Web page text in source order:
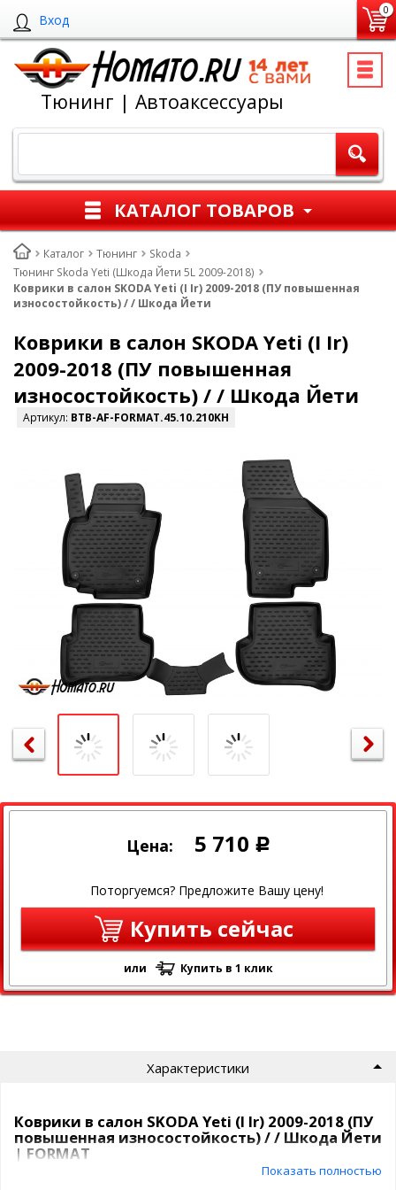
Вход
0
Тюнинг | Автоаксессуары
КАТАЛОГ ТОВАРОВ
Каталог Тюнинг
Skoda
Тюнинг Skoda Yeti (Шкода Йети 5L 2009-2018)
Коврики в салон SKODA Yeti (I Ir) 2009-2018 (ПУ повышенная
износостойкость) / / Шкода Йети
Коврики в салон SKODA Yeti (I Ir)
2009-2018 (ПУ повышенная
износостойкость) / / Шкода Йети
Артикул: BTB-AF-FORMAT.45.10.210KH
Цена: 5 710 Р
Поторгуемся? Предложите Вашу цену!
Купить сейчас
или Купить в 1 клик
Характеристики
Коврики в салон SKODA Yeti (I Ir) 2009-2018 (ПУ
повышенная износостойкость) / / Шкода Йети
| FORMAT
FORMAT – долговечность, функциональность, безопасность.
Показать полностью